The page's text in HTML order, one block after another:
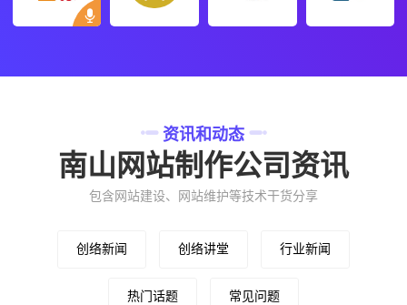
资讯和动态
南山网站制作公司资讯
包含网站建设、网站维护等技术干货分享
创络新闻 创络讲堂 行业新闻
热门话题 常见问题